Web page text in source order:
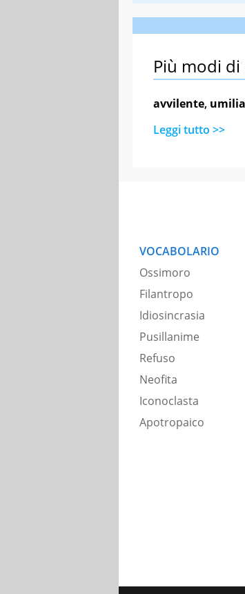
Più modi di
avvilente,
Leggi tutto >>
VOCABOLARIO
Ossimoro
Filantropo
Idiosincrasia
Pusillanime
Refuso
Neofita
Iconoclasta
Apotropaico